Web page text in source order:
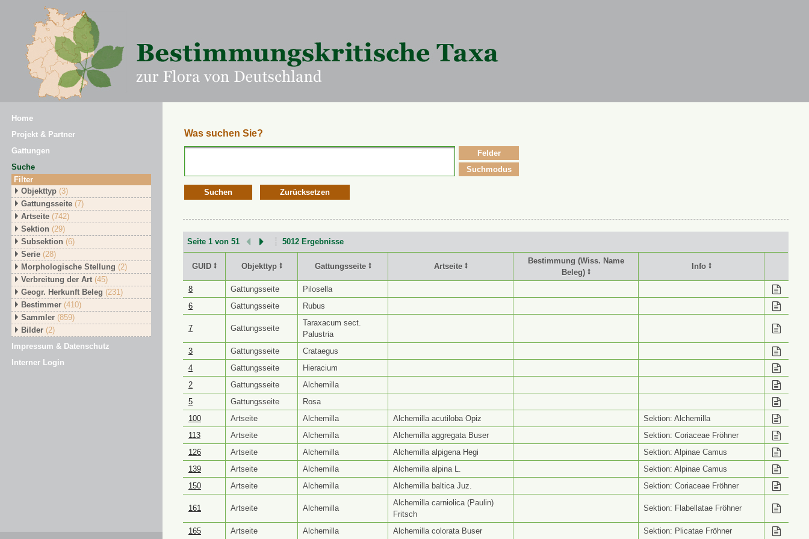
Home
Projekt & Partner
Gattungen
Suche
Filter
Objekttyp (3)
Gattungsseite (7)
Artseite (742)
Sektion (29)
Subsektion (6)
Serie (28)
Morphologische Stellung (2)
Verbreitung der Art (45)
Geogr. Herkunft Beleg (231)
Bestimmer (410)
Sammler (859)
Bilder (2)
Impressum & Datenschutz
Interner Login
Was suchen Sie?
Suchen Zurücksetzen
Felder
Suchmodus
Seite 1 von 51 5012 Ergebnisse
GUID ⭥ Objekttyp ⭥ Gattungsseite ⭥ Artseite ⭥
Bestimmung (Wiss. Name
Beleg) ⭥
Info ⭥
GUID ⭥ Objekttyp ⭥ Gattungsseite ⭥
Beleg) ⭥
8 Gattungsseite
Pilosella
6
Gattungsseite Rubus
7 Gattungsseite
Taraxacum sect.
Palustria
3
Gattungsseite
Crataegus
4
Gattungsseite
Hieracium
2
Gattungsseite
Alchemilla
5
Gattungsseite
Rosa
100
Artseite Alchemilla Alchemilla acutiloba Opiz
Sektion: Alchemilla
113
Artseite Alchemilla Alchemilla aggregata Buser
Sektion: Coriaceae Fröhner
126
Artseite Alchemilla Alchemilla alpigena Hegi
Sektion: Alpinae Camus
139
Artseite Alchemilla Alchemilla alpina L.
Sektion: Alpinae Camus
150
Artseite Alchemilla Alchemilla baltica Juz. Sektion: Coriaceae Fröhner
161 Artseite Alchemilla
Alchemilla carniolica (Paulin)
Fritsch
Sektion: Flabellatae Fröhner
165 Artseite Alchemilla Alchemilla colorata Buser Sektion: Plicatae Fröhner